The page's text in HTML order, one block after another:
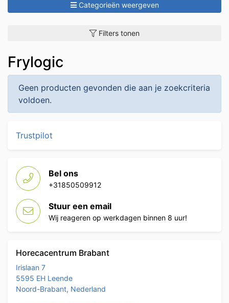
Categorieën weergeven
Filters tonen
Frylogic
Geen producten gevonden die aan je zoekcriteria
voldoen.
Trustpilot
Bel ons
+31850509912
Stuur een email
Wij reageren op werkdagen binnen 8 uur!
Horecacentrum Brabant
Irislaan 7
5595 EH Leende
Noord-Brabant, Nederland